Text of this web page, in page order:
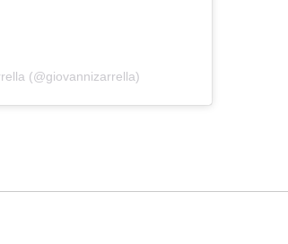
(@giovannizarrella)